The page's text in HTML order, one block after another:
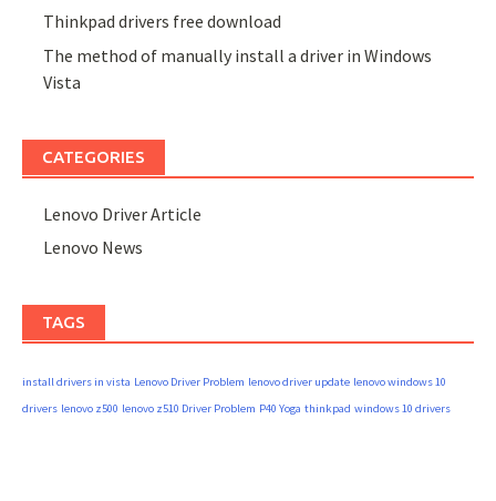
Thinkpad drivers free download
The method of manually install a driver in Windows
Vista
CATEGORIES
Lenovo Driver Article
Lenovo News
TAGS
install drivers in vista Lenovo Driver Problem lenovo driver update lenovo windows 10
drivers lenovo z500 lenovo z510 Driver Problem P40 Yoga thinkpad windows 10 drivers